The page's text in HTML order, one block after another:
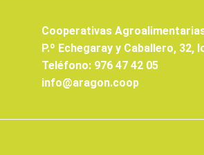
Cooperativas
P.º Echegaray y Caballero, 32,
Teléfono: 976 47 42 05
info@aragon.coop